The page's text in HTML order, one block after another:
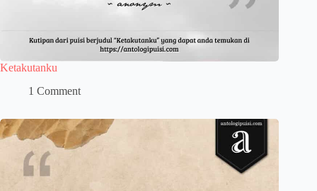
Ketakutanku
1 Comment